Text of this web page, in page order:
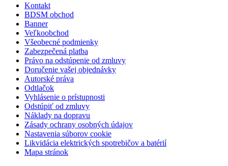
Kontakt
BDSM obchod
Banner
Veľkoobchod
Všeobecné podmienky
Zabezpečená platba
Právo na odstúpenie od zmluvy
Doručenie vašej objednávky
Autorské práva
Odtlačok
Vyhlásenie o prístupnosti
Odstúpiť od zmluvy
Náklady na dopravu
Zásady ochrany osobných údajov
Nastavenia súborov cookie
Likvidácia elektrických spotrebičov a batérií
Mapa stránok